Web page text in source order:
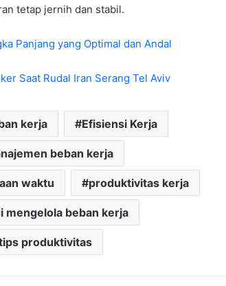
tetap jernih dan stabil.
Panjang yang Optimal dan Andal
Saat Rudal Iran Serang Tel Aviv
kerja Efisiensi Kerja
beban kerja
waktu produktivitas kerja
mengelola beban kerja
produktivitas